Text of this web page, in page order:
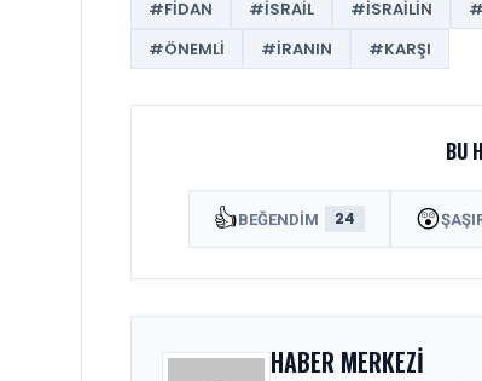
#FIDAN #İSRAIL #İSRAILIN
#ÖNEMLI
#İRANIN #KARŞI
BU
👍BEĞENDIM 24 😲
HABER MERKEZI